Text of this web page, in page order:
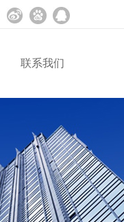
联系我们